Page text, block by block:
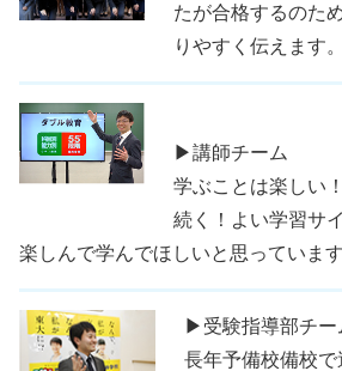
たが合格するのた
りやすく伝えます。
▶講師チーム
学ぶことは楽しい
続く！よい学習サ
楽しんで学んでほしいと思っています
▶受験指導部チー
長年予備校備校で